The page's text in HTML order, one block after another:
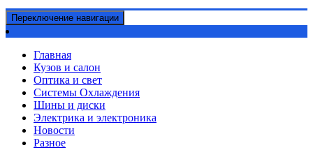
Переключение навигации
Главная
Кузов и салон
Оптика и свет
Системы Охлаждения
Шины и диски
Электрика и электроника
Новости
Разное